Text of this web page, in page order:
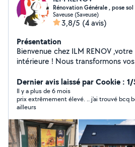
Rénovation Générale , pose sol
Saveuse (Saveuse)
3,8/5 (4 avis)
Présentation
Bienvenue chez ILM RENOV
intérieure ! Nous transformons
des finitions impeccables et un
vos attentes.
Dernier avis laissé par Cookie :
Il y a plus de 6 mois
prix extrêmement élevé. .. j'ai trouvé bcq
ailleurs